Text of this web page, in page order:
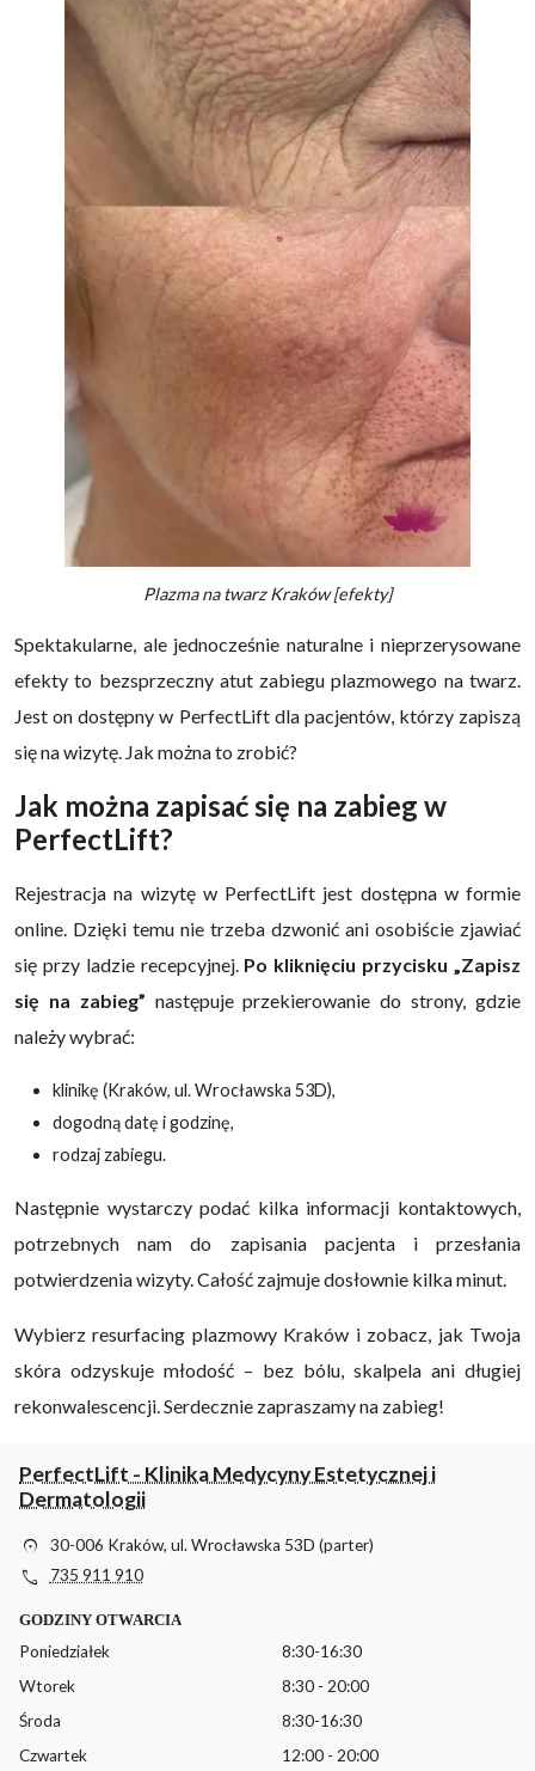
Plazma na twarz Kraków [efekty]
Spektakularne, ale jednocześnie naturalne i nieprzerysowane
efekty to bezsprzeczny atut zabiegu plazmowego na twarz.
Jest on dostępny w PerfectLift dla pacjentów, którzy zapiszą
się na wizytę. Jak można to zrobić?
Jak można zapisać się na zabieg w
PerfectLift?
Rejestracja na wizytę w PerfectLift jest dostępna w formie
online. Dzięki temu nie trzeba dzwonić ani osobiście zjawiać
się przy ladzie recepcyjnej. Po kliknięciu przycisku „Zapisz
się na zabieg” następuje przekierowanie do strony, gdzie
należy wybrać:
klinikę (Kraków, ul. Wrocławska 53D),
dogodną datę i godzinę,
rodzaj zabiegu.
Następnie wystarczy podać kilka informacji kontaktowych,
potrzebnych nam do zapisania pacjenta i przesłania
potwierdzenia wizyty. Całość zajmuje dosłownie kilka minut.
Wybierz resurfacing plazmowy Kraków i zobacz, jak Twoja
skóra odzyskuje młodość – bez bólu, skalpela ani długiej
rekonwalescencji. Serdecznie zapraszamy na zabieg!
PerfectLift - Klinika Medycyny Estetycznej i
Dermatologii
location_on 30-006 Kraków, ul. Wrocławska 53D (parter)
phone 735 911 910
GODZINY OTWARCIA
Poniedziałek
8:30-16:30
Wtorek
8:30 - 20:00
Środa
8:30-16:30
Czwartek
12:00 - 20:00